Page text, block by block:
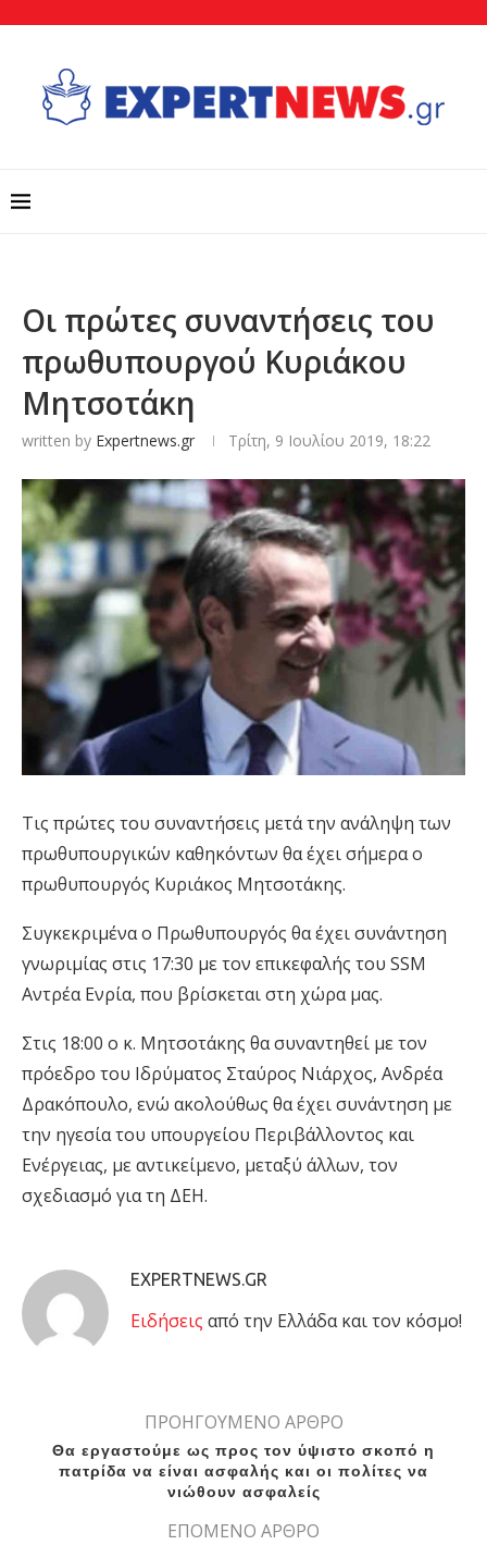
Οι πρώτες συναντήσεις του
πρωθυπουργού Κυριάκου
Μητσοτάκη
written by Expertnews.gr Τρίτη, 9 Ιουλίου 2019, 18:22
Τις πρώτες του συναντήσεις μετά την ανάληψη των
πρωθυπουργικών καθηκόντων θα έχει σήμερα ο
πρωθυπουργός Κυριάκος Μητσοτάκης.
Συγκεκριμένα ο Πρωθυπουργός θα έχει συνάντηση
γνωριμίας στις 17:30 με τον επικεφαλής του SSM
Αντρέα Ενρία, που βρίσκεται στη χώρα μας.
Στις 18:00 ο κ. Μητσοτάκης θα συναντηθεί με τον
πρόεδρο του Ιδρύματος Σταύρος Νιάρχος, Ανδρέα
Δρακόπουλο, ενώ ακολούθως θα έχει συνάντηση με
την ηγεσία του υπουργείου Περιβάλλοντος και
Ενέργειας, με αντικείμενο, μεταξύ άλλων, τον
σχεδιασμό για τη ΔΕΗ.
EXPERTNEWS.GR
Eιδήσεις από την Ελλάδα και τον κόσμο!
ΠΡΟΗΓΟΥΜΕΝΟ ΑΡΘΡΟ
Θα εργαστούμε ως προς τον ύψιστο σκοπό η
πατρίδα να είναι ασφαλής και οι πολίτες να
νιώθουν ασφαλείς
ΕΠΟΜΕΝΟ ΑΡΘΡΟ